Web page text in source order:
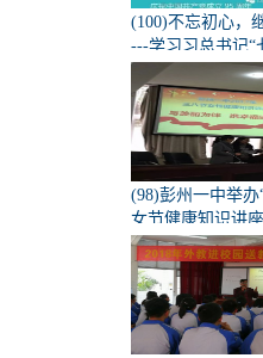
(100)不忘初心，
---学习习总书记“
要讲话
(98)彭州一中举办
女节健康知识讲座